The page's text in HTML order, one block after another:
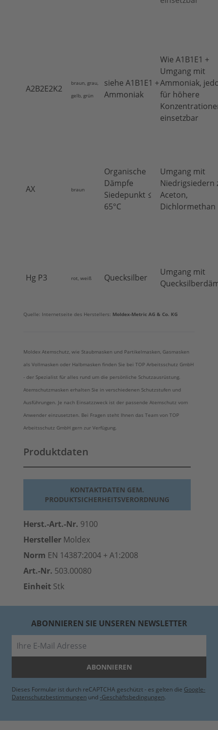
A2B2E2K2
braun, grau,
gelb, grün
siehe A1B1E1 +
Ammoniak
Wie A1B1E1 +
Umgang mit
Ammoniak,
für höhere
einsetzbar
AX braun
Organische
Dämpfe
Siedepunkt ≤
65°C
Umgang mit
Niedrigsiedern
Aceton,
Dichlormethan
Hg P3 rot, weiß Quecksilber
Umgang mit
Quelle: Internetseite des Herstellers: Moldex-Metric AG & Co. KG
Moldex Atemschutz, wie Staubmasken und Partikelmasken, Gasmasken
als Vollmasken oder Halbmasken finden Sie bei TOP Arbeitsschutz GmbH
- der Spezialist für alles rund um die persönliche Schutzausrüstung.
Atemschutzmasken erhalten Sie in verschiedenen Schutzstufen und
Ausführungen. Je nach Einsatzzweck ist der passende Atemschutz vom
Anwender einzusetzten. Bei Fragen steht Ihnen das Team von TOP
Arbeitsschutz GmbH gern zur Verfügung.
Produktdaten
KONTAKTDATEN GEM.
PRODUKTSICHERHEITSVERORDNUNG
Herst.-Art.-Nr. 9100
Hersteller Moldex
Norm EN 14387:2004 + A1:2008
Art.-Nr. 503.00080
Einheit Stk
ABONNIEREN SIE UNSEREN NEWSLETTER
ABONNIEREN
Dieses Formular ist durch reCAPTCHA geschützt - es gelten die Google-
Datenschutzbestimmungen und -Geschäftsbedingungen.